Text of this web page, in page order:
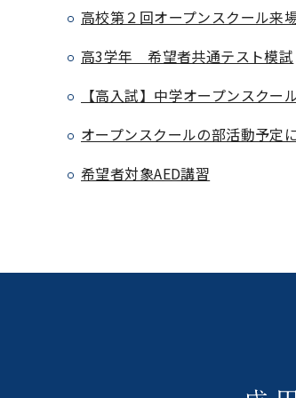
高校第２回オープンスクール来
高3学年 希望者共通テスト模試
【高入試】中学オープンスク
オープンスクールの部活動予定
希望者対象AED講習